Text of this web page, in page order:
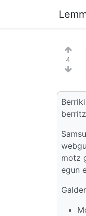
4
Berriki
motz
egun